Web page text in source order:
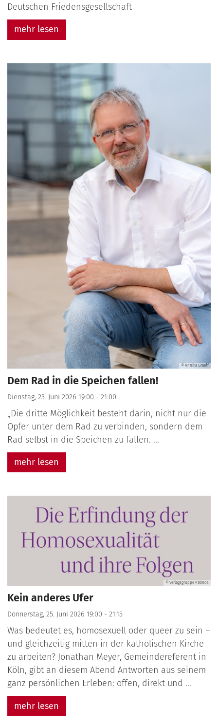
Deutschen Friedensgesellschaft
mehr lesen
© Annika Graeff
Dem Rad in die Speichen fallen!
Dienstag, 23. Juni 2026 19:00 - 21:00
„Die dritte Möglichkeit besteht darin, nicht nur die
Opfer unter dem Rad zu verbinden, sondern dem
Rad selbst in die Speichen zu fallen. ...
mehr lesen
© Verlagsgruppe Patmos
Kein anderes Ufer
Donnerstag, 25. Juni 2026 19:00 - 21:15
Was bedeutet es, homosexuell oder queer zu sein –
und gleichzeitig mitten in der katholischen Kirche
zu arbeiten? Jonathan Meyer, Gemeindereferent in
Köln, gibt an diesem Abend Antworten aus seinem
ganz persönlichen Erleben: offen, direkt und ...
mehr lesen